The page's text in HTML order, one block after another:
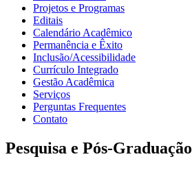
Projetos e Programas
Editais
Calendário Acadêmico
Permanência e Êxito
Inclusão/Acessibilidade
Currículo Integrado
Gestão Acadêmica
Serviços
Perguntas Frequentes
Contato
Pesquisa e Pós-Graduação